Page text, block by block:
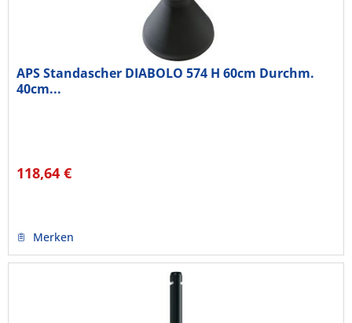
APS Standascher DIABOLO 574 H 60cm Durchm.
40cm...
118,64 €
Merken